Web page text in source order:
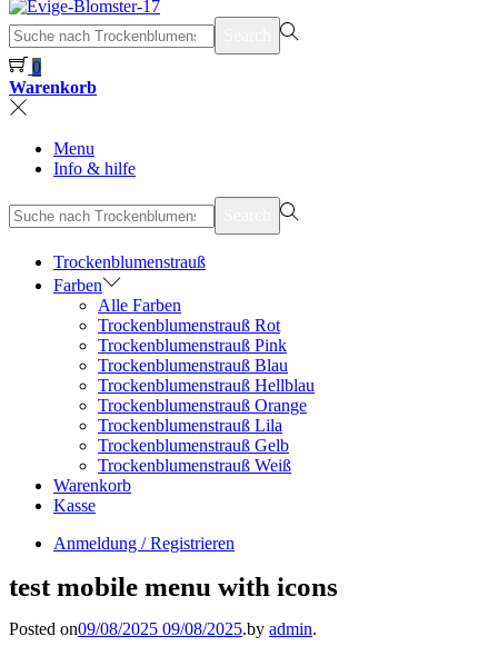
suchen
nach>
0
Warenkorb
Menu
Info & hilfe
suchen
nach>
Trockenblumenstrauß
Farben
Alle Farben
Trockenblumenstrauß Rot
Trockenblumenstrauß Pink
Trockenblumenstrauß Blau
Trockenblumenstrauß Hellblau
Trockenblumenstrauß Orange
Trockenblumenstrauß Lila
Trockenblumenstrauß Gelb
Trockenblumenstrauß Weiß
Warenkorb
Kasse
Anmeldung / Registrieren
test mobile menu with icons
Posted on09/08/2025 09/08/2025.by admin.